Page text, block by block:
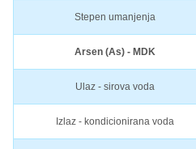
Stepen umanjenja
Arsen (As) - MDK
Ulaz - sirova voda
Izlaz - kondicionirana voda